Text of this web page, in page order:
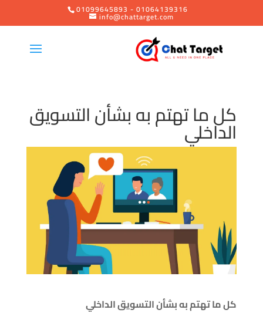
01099645893 - 01064139316
info@chattarget.com
كل ما تهتم به بشأن التسويق
الداخلي
كل ما تهتم به بشأن التسويق الداخلي